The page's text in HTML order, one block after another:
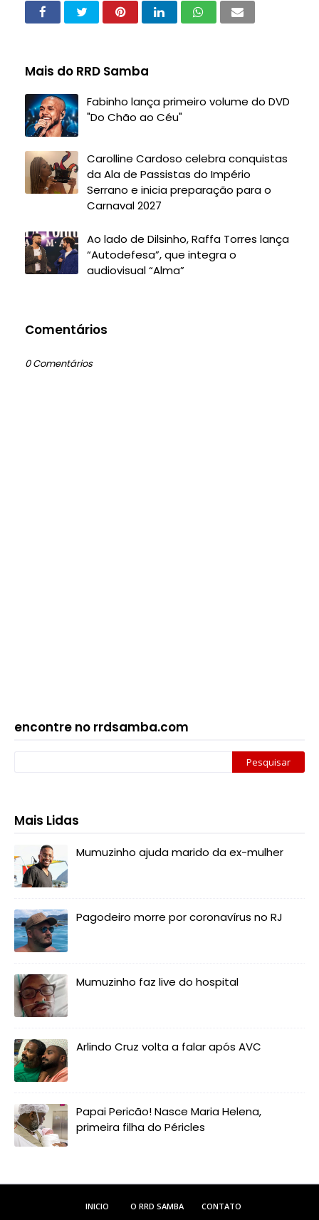
Mais do RRD Samba
Fabinho lança primeiro volume do DVD
"Do Chão ao Céu"
Carolline Cardoso celebra conquistas
da Ala de Passistas do Império
Serrano e inicia preparação para o
Carnaval 2027
Ao lado de Dilsinho, Raffa Torres lança
“Autodefesa”, que integra o
audiovisual “Alma”
Comentários
0 Comentários
encontre no rrdsamba.com
Mais Lidas
Mumuzinho ajuda marido da ex-mulher
Pagodeiro morre por coronavírus no RJ
Mumuzinho faz live do hospital
Arlindo Cruz volta a falar após AVC
Papai Pericão! Nasce Maria Helena,
primeira filha do Péricles
INICIO O RRD SAMBA CONTATO